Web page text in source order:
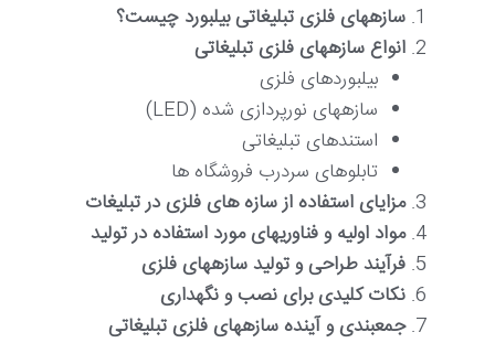
سازههای فلزی تبلیغاتی بیلبورد چیست؟
انواع سازههای فلزی تبلیغاتی
بیلبوردهای فلزی
سازههای نورپردازی شده (LED)
استندهای تبلیغاتی
تابلوهای سردرب فروشگاه ها
مزایای استفاده از سازه های فلزی در تبلیغات
مواد اولیه و فناوریهای مورد استفاده در تولید
فرآیند طراحی و تولید سازههای فلزی
نکات کلیدی برای نصب و نگهداری
جمعبندی و آینده سازههای فلزی تبلیغاتی